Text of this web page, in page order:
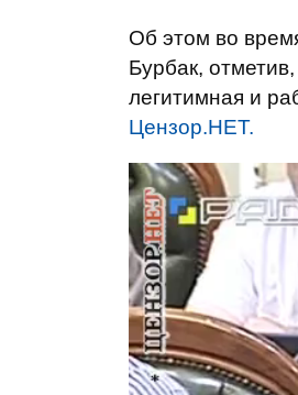
Об этом во
Бурбак,
легитимная и
Цензор.НЕТ.